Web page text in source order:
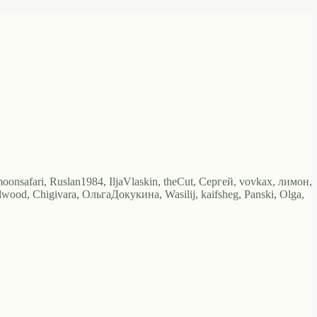
Ruslan1984, IljaVlaskin, theCut, Сергей, vovkax, лимон,
Chigivara, ОльгаДокукина, Wasilij, kaifsheg, Panski, Olga,